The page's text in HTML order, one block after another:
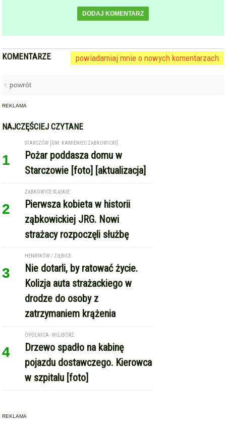
DODAJ KOMENTARZ
KOMENTARZE powiadamiaj mnie o nowych komentarzach
powrót
REKLAMA
NAJCZĘŚCIEJ CZYTANE
1
STARCZÓW [GM. KAMIENIEC ZĄBKOWICKI]
Pożar poddasza domu w
Starczowie [foto] [aktualizacja]
2
ZĄBKOWICE ŚLĄSKIE
Pierwsza kobieta w historii
ząbkowickiej JRG. Nowi
strażacy rozpoczęli służbę
3
HENRYKÓW / ZIĘBICE
Nie dotarli, by ratować życie.
Kolizja auta strażackiego w
drodze do osoby z
zatrzymaniem krążenia
4
OPOLNICA - WOJBÓRZ
Drzewo spadło na kabinę
pojazdu dostawczego. Kierowca
w szpitalu [foto]
REKLAMA